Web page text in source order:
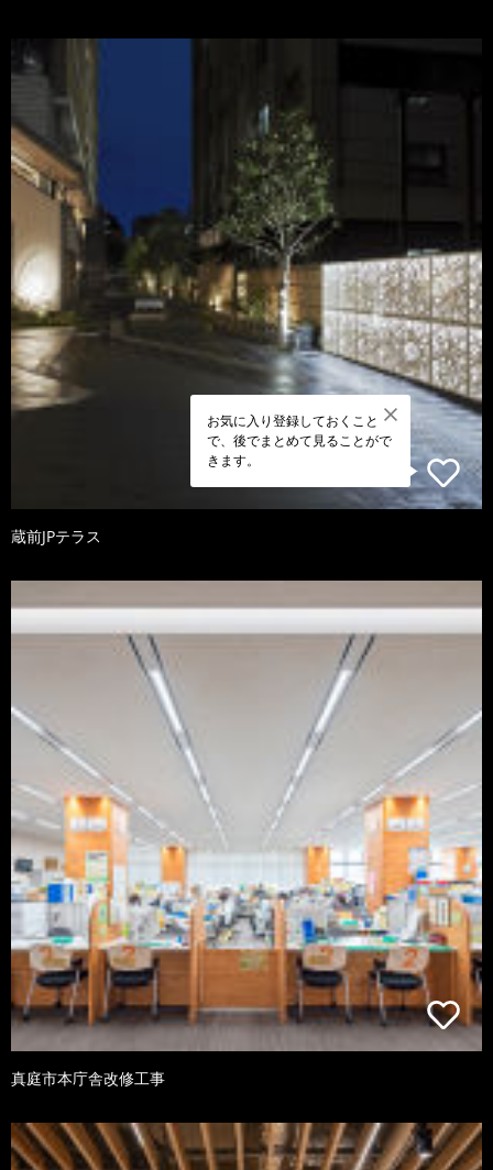
お気に入り登録しておくこと
で、後でまとめて見ることがで
きます。
蔵前JPテラス
真庭市本庁舎改修工事